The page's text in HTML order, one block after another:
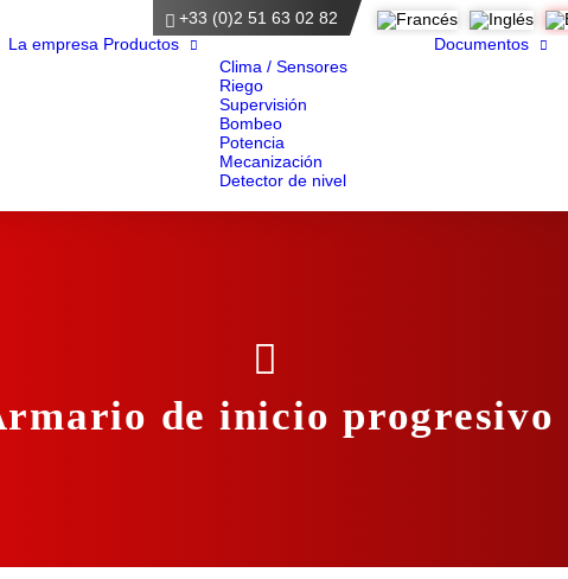
+33 (0)2 51 63 02 82
principal
La empresa Productos
Clima / Sensores
Riego
Supervisión
Bombeo
Potencia
Mecanización
Detector de nivel
Documentos
de inicio progresivo